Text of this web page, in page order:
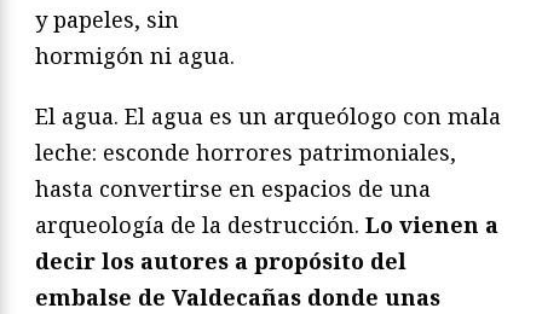
y papeles, sin
hormigón ni agua.
El agua. El agua es un arqueólogo con mala
leche: esconde horrores patrimoniales,
hasta convertirse en espacios de una
arqueología de la destrucción. Lo vienen a
decir los autores a propósito del
embalse de Valdecañas donde unas